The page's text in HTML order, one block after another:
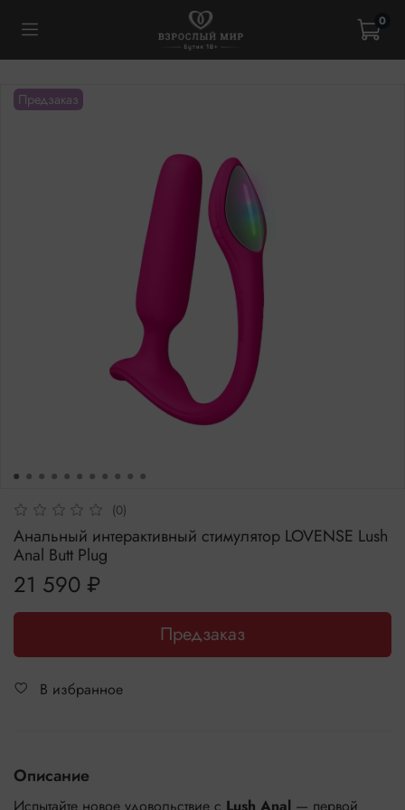
0
Предзаказ
(0)
Анальный интерактивный стимулятор LOVENSE Lush
Anal Butt Plug
21 590 ₽
Предзаказ
В избранное
Описание
Испытайте новое удовольствие с Lush Anal — первой